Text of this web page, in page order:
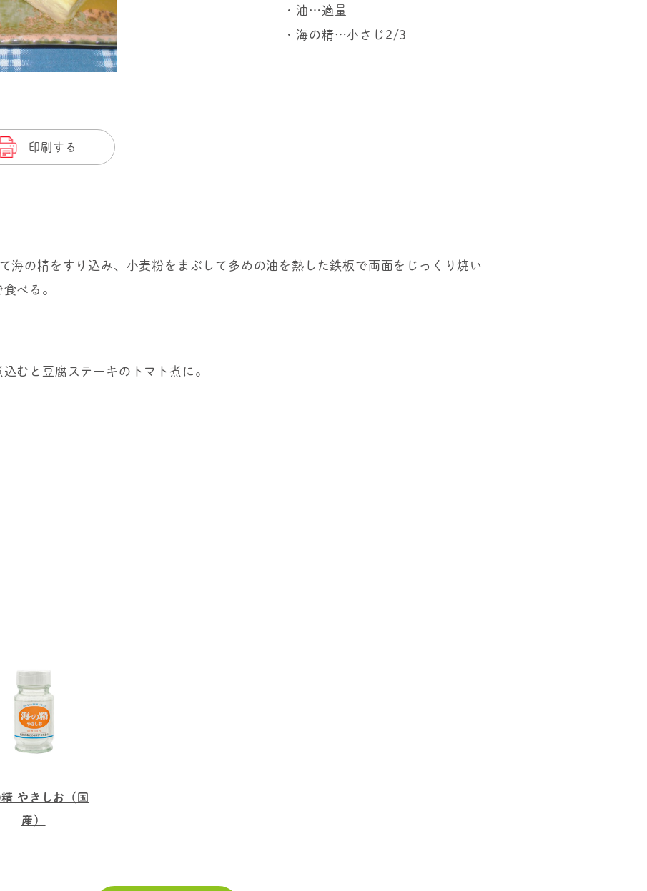
印刷する
・油…適量
・海の精…小さじ2/3
海の精をすり込み、小麦粉をまぶして多めの油を熱した鉄板で両面をじっくり焼い
べる。
むと豆腐ステーキのトマト煮に。
やきしお（国
産）